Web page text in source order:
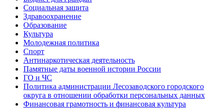
Социальная защита
Здравоохранение
Образование
Культура
Молодежная политика
Спорт
Антинаркотическая деятельность
Памятные даты военной истории России
ГО и ЧС
Политика администрации Лесозаводского городского
округа в отношении обработки персональных данных
Финансовая грамотность и финансовая культура